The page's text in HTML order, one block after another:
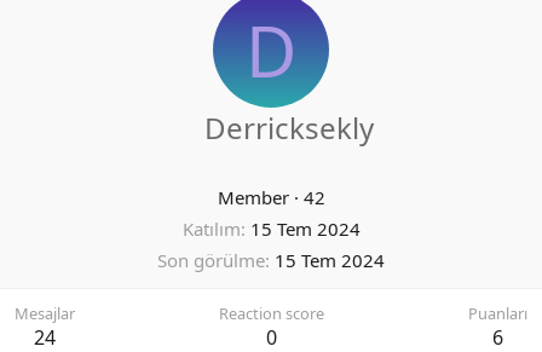
D
Derricksekly
Member · 42
Katılım 15 Tem 2024
Son görülme 15 Tem 2024
Mesajlar
24
Reaction score
0
Puanları
6